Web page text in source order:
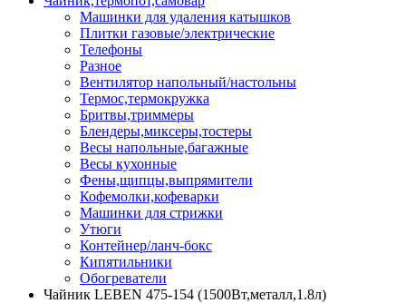
Машинки для удаления катышков
Плитки газовые/электрические
Телефоны
Разное
Вентилятор напольный/настольны
Термос,термокружка
Бритвы,триммеры
Блендеры,миксеры,тостеры
Весы напольные,багажные
Весы кухонные
Фены,щипцы,выпрямители
Кофемолки,кофеварки
Машинки для стрижки
Утюги
Контейнер/ланч-бокс
Кипятильники
Обогреватели
Чайник LEBEN 475-154 (1500Вт,металл,1.8л)